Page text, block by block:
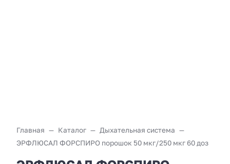
Главная Каталог
Дыхательная система
ЭРФЛЮСАЛ ФОРСПИРО порошок 50 мкг/250 мкг 60 доз